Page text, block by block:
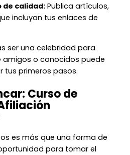
de calidad: Publica artículos,
incluyan tus enlaces de
ser una celebridad para
amigos o conocidos puede
tus primeros pasos.
Curso de
es más que una forma de
para tomar el